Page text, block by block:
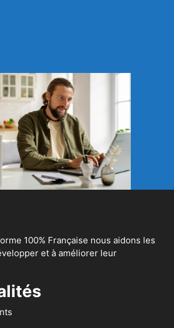
100% Française nous aidons les
et à améliorer leur